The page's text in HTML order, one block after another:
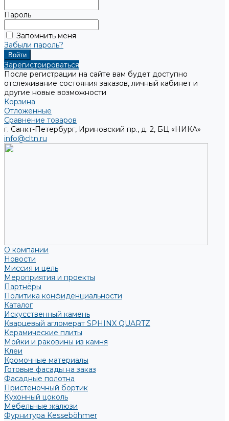
Пароль
Запомнить меня
Забыли пароль?
Зарегистрироваться
После регистрации на сайте вам будет доступно
отслеживание состояния заказов, личный кабинет и
другие новые возможности
Корзина
Отложенные
Сравнение товаров
г. Санкт-Петербург, Ириновский пр., д. 2, БЦ «НИКА»
info@cltn.ru
О компании
Новости
Миссия и цель
Мероприятия и проекты
Партнёры
Политика конфиденциальности
Каталог
Искусственный камень
Кварцевый агломерат SPHINX QUARTZ
Керамические плиты
Мойки и раковины из камня
Клеи
Кромочные материалы
Готовые фасады на заказ
Фасадные полотна
Пристеночный бортик
Кухонный цоколь
Мебельные жалюзи
Фурнитура Kesseböhmer